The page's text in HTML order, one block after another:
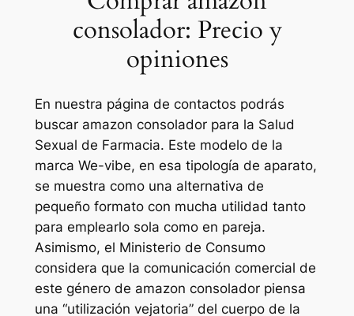
consolador: Precio y
opiniones
En nuestra página de contactos podrás
buscar amazon consolador para la Salud
Sexual de Farmacia. Este modelo de la
marca We-vibe, en esa tipología de aparato,
se muestra como una alternativa de
pequeño formato con mucha utilidad tanto
para emplearlo sola como en pareja.
Asimismo, el Ministerio de Consumo
considera que la comunicación comercial de
este género de amazon consolador piensa
una “utilización vejatoria” del cuerpo de la